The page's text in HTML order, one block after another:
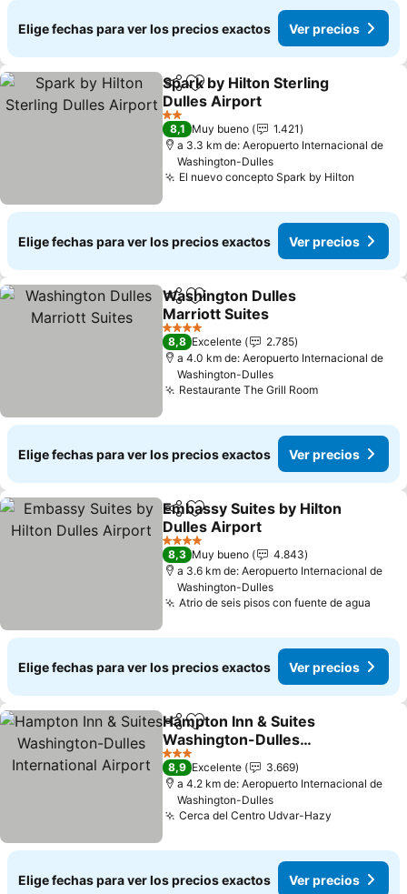
Elige fechas para ver los precios exactos Ver precios
CompartirAgregar a favoritos
Spark by Hilton Sterling
Dulles Airport
Ver precios
2 Estrellas
8,1 Muy bueno
1.421
a 3.3 km de: Aeropuerto Internacional de
Washington-Dulles
El nuevo concepto Spark by Hilton
Elige fechas para ver los precios exactos Ver precios
CompartirAgregar a favoritos
Washington Dulles
Marriott Suites
Ver precios
4 Estrellas
8,8 Excelente
2.785
a 4.0 km de: Aeropuerto Internacional de
Washington-Dulles
Restaurante The Grill RoomVer precios
Elige fechas para ver los precios exactos Ver precios
CompartirAgregar a favoritos
Embassy Suites by Hilton
Dulles Airport
Ver precios
4 Estrellas
8,3 Muy bueno
4.843
a 3.6 km de: Aeropuerto Internacional de
Washington-Dulles
Atrio de seis pisos con fuente de agua
Elige fechas para ver los precios exactos Ver precios
CompartirAgregar a favoritos
Hampton Inn & Suites
Washington-Dulles
International Airport
Ver precios
3 Estrellas
8,9 Excelente
3.669
a 4.2 km de: Aeropuerto Internacional de
Washington-Dulles
Cerca del Centro Udvar-Hazy
Elige fechas para ver los precios exactos Ver precios